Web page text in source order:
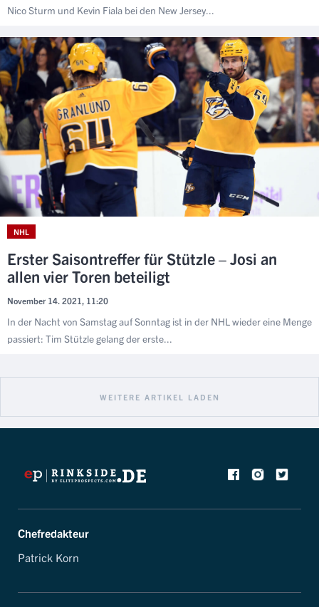
Nico Sturm und Kevin Fiala bei den New Jersey...
NHL
Erster Saisontreffer für Stützle – Josi an
allen vier Toren beteiligt
November 14. 2021, 11:20
In der Nacht von Samstag auf Sonntag ist in der NHL wieder eine Menge
passiert: Tim Stützle gelang der erste...
WEITERE ARTIKEL LADEN
Chefredakteur
Patrick Korn